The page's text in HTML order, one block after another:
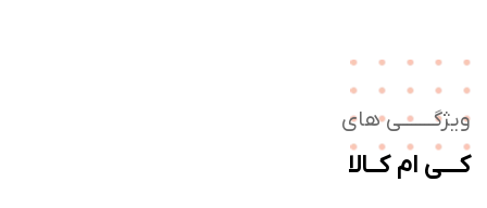
های
ام کــالا